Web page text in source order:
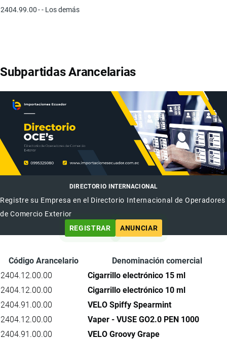
2404.99.00- - Los demás
Subpartidas Arancelarias
DIRECTORIO INTERNACIONAL
Registre su Empresa en el Directorio Internacional de Operadores
de Comercio Exterior
REGISTRAR
ANUNCIAR
Código Arancelario
Denominación comercial
2404.12.00.00
Cigarrillo electrónico 15 ml
2404.12.00.00
Cigarrillo electrónico 10 ml
2404.91.00.00
VELO Spiffy Spearmint
2404.12.00.00
Vaper - VUSE GO2.0 PEN 1000
2404.91.00.00
VELO Groovy Grape